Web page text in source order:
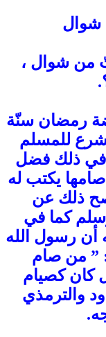
شوال
من شوال ،
رمضان سنّة
للمسلم
في ذلك فضل
يكتب له
صح ذلك عن
كما في
أن رسول الله
” من صام
كان كصيام
والترمذي